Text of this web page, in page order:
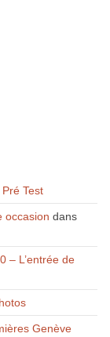
Test
occasion dans
– L’entrée de
Genève